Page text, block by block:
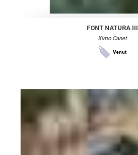
FONT NATURA III
Ximo Canet
Venut